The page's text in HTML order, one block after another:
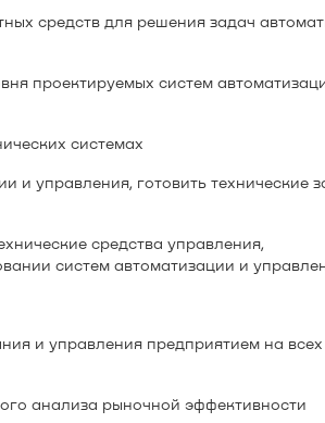
средств для решения задач
проектируемых систем
системах
и управления, готовить технические
средства управления,
систем автоматизации и
и управления предприятием на всех
анализа рыночной эффективности